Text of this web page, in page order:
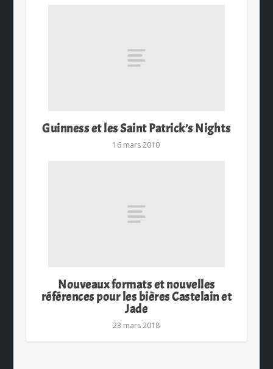
Guinness et les Saint Patrick’s Nights
16 mars 2010
Nouveaux formats et nouvelles
références pour les bières Castelain et
Jade
23 mars 2018